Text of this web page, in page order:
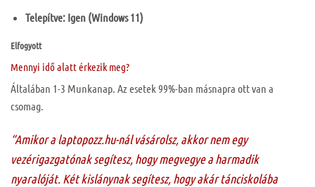
Telepítve: Igen (Windows 11)
Elfogyott
Mennyi idő alatt érkezik meg?
Általában 1-3 Munkanap. Az esetek 99%-ban másnapra ott van a
csomag.
“Amikor a laptopozz.hu-nál vásárolsz, akkor nem egy
vezérigazgatónak segítesz, hogy megvegye a harmadik
nyaralóját. Két kislánynak segítesz, hogy akár tánciskolába